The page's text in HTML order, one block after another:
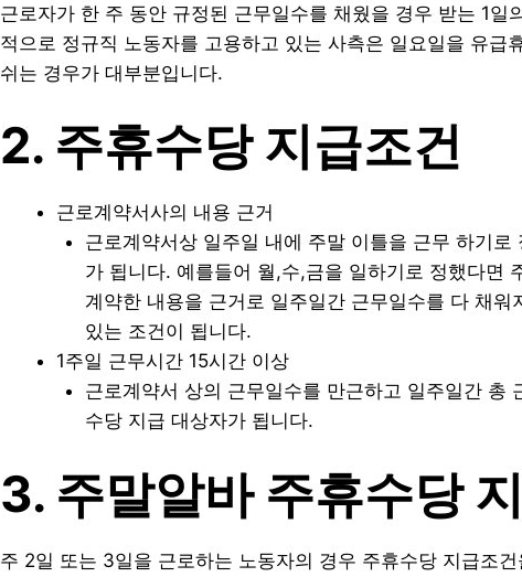
근로자가 한 주 동안 규정된 근무일수를 채웠을 경우 받는 1일
적으로 정규직 노동자를 고용하고 있는 사측은 일요일을 유급
쉬는 경우가 대부분입니다.
2. 주휴수당 지급조건
근로계약서사의 내용 근거
근로계약서상 일주일 내에 주말 이틀을 근무 하기
가 됩니다. 예를들어 월,수,금을 일하기로 정했다면
계약한 내용을 근거로 일주일간 근무일수를 다 채워
있는 조건이 됩니다.
1주일 근무시간 15시간 이상
근로계약서 상의 근무일수를 만근하고 일주일간 총
수당 지급 대상자가 됩니다.
3. 주말알바 주휴수당
주 2일 또는 3일을 근로하는 노동자의 경우 주휴수당 지급조